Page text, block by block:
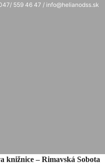
559 46 47 / info@helianodss.sk
knižnice – Rimavská Sobota